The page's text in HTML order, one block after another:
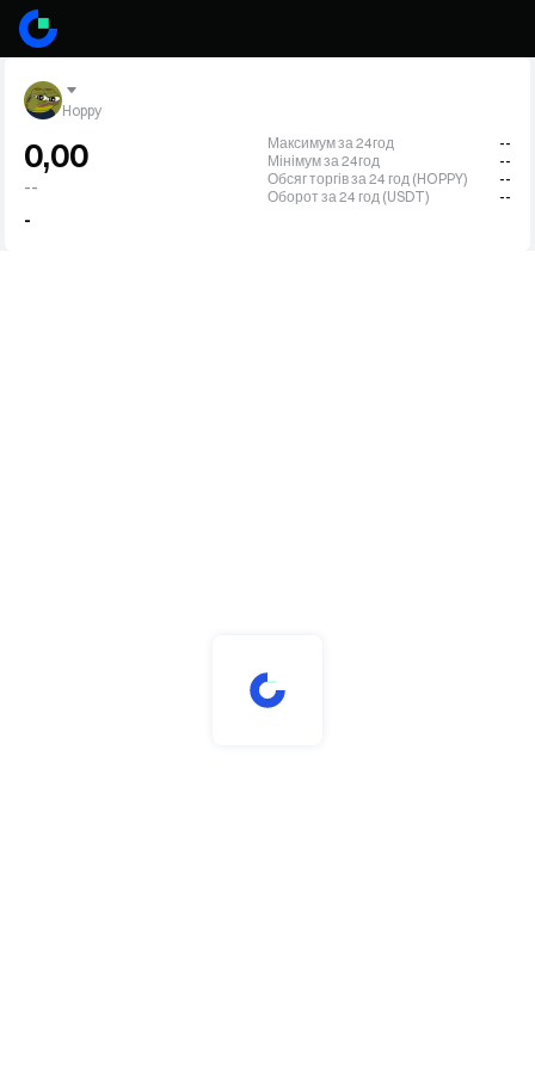
Hoppy
0,00
--
-
Максимум за 24год
--
Мінімум за 24год
--
Обсяг торгів за 24 год (HOPPY)
--
Оборот за 24 год (USDT)
--